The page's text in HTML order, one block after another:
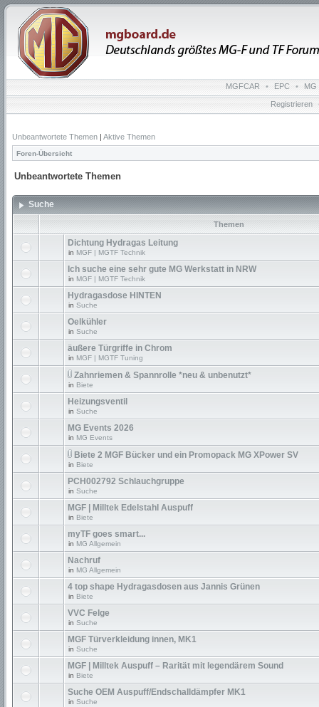
MGFCAR • EPC • MG
Registrieren
Unbeantwortete Themen | Aktive Themen
Foren-Übersicht
Unbeantwortete Themen
Suche
Themen
Dichtung Hydragas Leitung
in MGF | MGTF Technik
Ich suche eine sehr gute MG Werkstatt in NRW
in MGF | MGTF Technik
Hydragasdose HINTEN
in Suche
Oelkühler
in Suche
äußere Türgriffe in Chrom
in MGF | MGTF Tuning
Zahnriemen & Spannrolle *neu & unbenutzt*
in Biete
Heizungsventil
in Suche
MG Events 2026
in MG Events
Biete 2 MGF Bücker und ein Promopack MG XPower SV
in Biete
PCH002792 Schlauchgruppe
in Suche
MGF | Milltek Edelstahl Auspuff
in Biete
myTF goes smart...
in MG Allgemein
Nachruf
in MG Allgemein
4 top shape Hydragasdosen aus Jannis Grünen
in Biete
VVC Felge
in Suche
MGF Türverkleidung innen, MK1
in Suche
MGF | Milltek Auspuff – Rarität mit legendärem Sound
in Biete
Suche OEM Auspuff/Endschalldämpfer MK1
in Suche